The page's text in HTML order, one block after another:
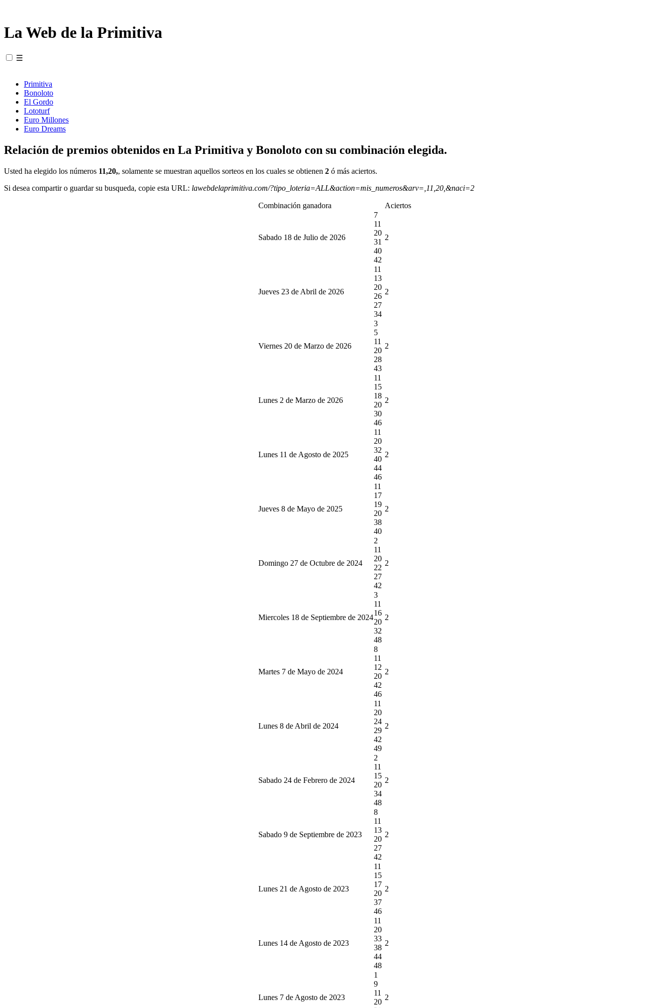
La Web de la Primitiva
☰
Primitiva
Bonoloto
El Gordo
Lototurf
Euro Millones
Euro Dreams
Relación de premios obtenidos en La Primitiva y Bonoloto con su combinación elegida.
Usted ha elegido los números 11,20,, solamente se muestran aquellos sorteos en los cuales se obtienen 2 ó más aciertos.
Si desea compartir o guardar su busqueda, copie esta URL: lawebdelaprimitiva.com/?tipo_loteria=ALL&action=mis_numeros&arv=,11,20,&naci=2
Combinación ganadora Aciertos
Sabado 18 de Julio de 2026
7
11
20
31
40
42
2
Jueves 23 de Abril de 2026
11
13
20
26
27
34
2
Viernes 20 de Marzo de 2026
3
5
11
20
28
43
2
Lunes 2 de Marzo de 2026
11
15
18
20
30
46
2
Lunes 11 de Agosto de 2025
11
20
32
40
44
46
2
Jueves 8 de Mayo de 2025
11
17
19
20
38
40
2
Domingo 27 de Octubre de 2024
2
11
20
22
27
42
2
Miercoles 18 de Septiembre de 2024
3
11
16
20
32
48
2
Martes 7 de Mayo de 2024
8
11
12
20
42
46
2
Lunes 8 de Abril de 2024
11
20
24
29
42
49
2
Sabado 24 de Febrero de 2024
2
11
15
20
34
48
2
Sabado 9 de Septiembre de 2023
8
11
13
20
27
42
2
Lunes 21 de Agosto de 2023
11
15
17
20
37
46
2
Lunes 14 de Agosto de 2023
11
20
33
38
44
48
2
Lunes 7 de Agosto de 2023
1
9
11
20
2